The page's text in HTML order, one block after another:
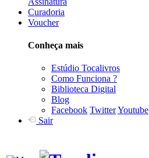
Curadoria
Voucher
Conheça mais
Estúdio Tocalivros
Como Funciona ?
Biblioteca Digital
Blog
Facebook TwitterYoutube
Sair